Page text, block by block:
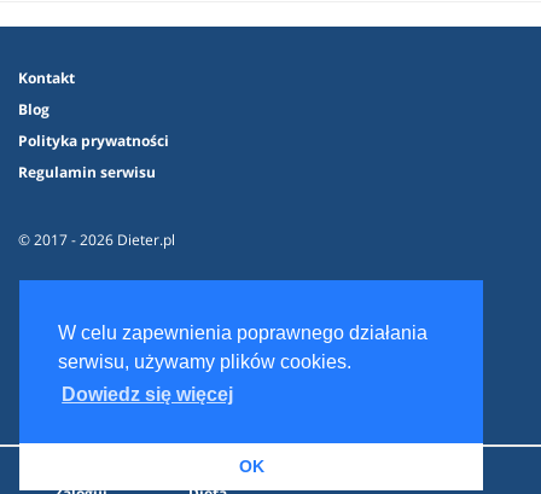
W celu zapewnienia poprawnego działania
serwisu, używamy plików cookies.
Dowiedz się więcej
OK
Kontakt
Blog
Polityka prywatności
Regulamin serwisu
© 2017 - 2026 Dieter.pl